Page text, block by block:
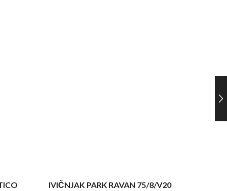
IVIČNJAK PARK RAVAN 75/8/V20